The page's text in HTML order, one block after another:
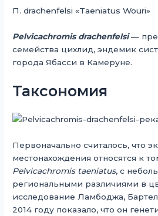
П. drachenfelsi «Taeniatus Wouri»
Pelvicachromis drachenfelsi—
семейства цихлид, эндемик
города Ябасси в Камеруне.
Таксономия
Первоначально считалось, что
местонахождения относятся к
Pelvicachromis taeniatus, с
региональными различиями в
исследование Ламбоджа,
2014 году показало, что он